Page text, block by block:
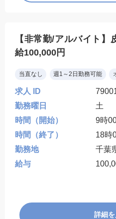
【非常勤/アルバイト】
給100,000円
当直なし 週1～2日勤務可能
求人 ID
勤務曜日
土
時間（開始）
9時
時間（終了）
18時
勤務地
千葉
給与
詳細